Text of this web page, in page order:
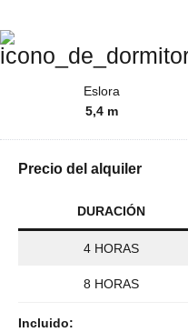
Eslora
5,4 m
Precio del alquiler
DURACIÓN
4 HORAS
8 HORAS
Incluido: